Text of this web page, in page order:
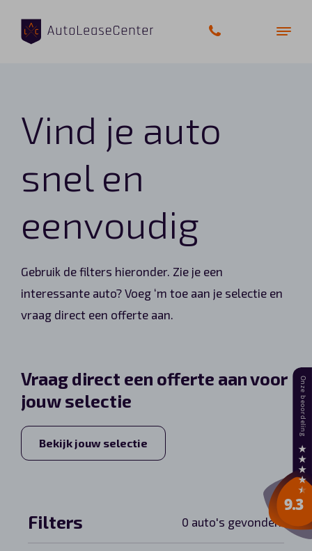
Vind je auto
snel en
eenvoudig
Gebruik de filters hieronder. Zie je een
interessante auto? Voeg ‘m toe aan je selectie en
vraag direct een offerte aan.
Vraag direct een offerte aan voor
jouw selectie
Bekijk jouw selectie
Filters 0 auto's gevonden.
Zakelijke auto’s
Elektrische auto’s
Wagenparkbeheer
Shortlease
Vragen?
Over ons